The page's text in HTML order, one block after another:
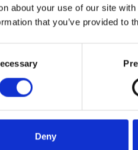
about your use of our site
that you’ve provided to
Deny